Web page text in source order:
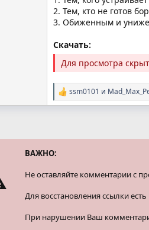
2. Тем, кто не готов
3. Обиженным и
Скачать:
Для просмотра
Р
е
и
ssm0101 и
ВАЖНО:
Не оставляйте комментарии с
Для восстановления ссылки
При нарушении Ваш